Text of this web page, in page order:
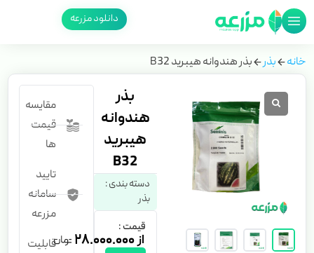
دانلود مزرعه
خانه بذر بذر هندوانه هیبرید B32
بذر
هندوانه
هیبرید
B32
دسته بندی :
بذر
قیمت :
۲۸.۰۰۰.۰۰۰
مقایسه
قیمت
ها
تایید
سامانه
مزرعه
قابلیت